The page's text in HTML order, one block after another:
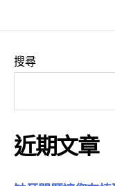
搜尋
近期文章